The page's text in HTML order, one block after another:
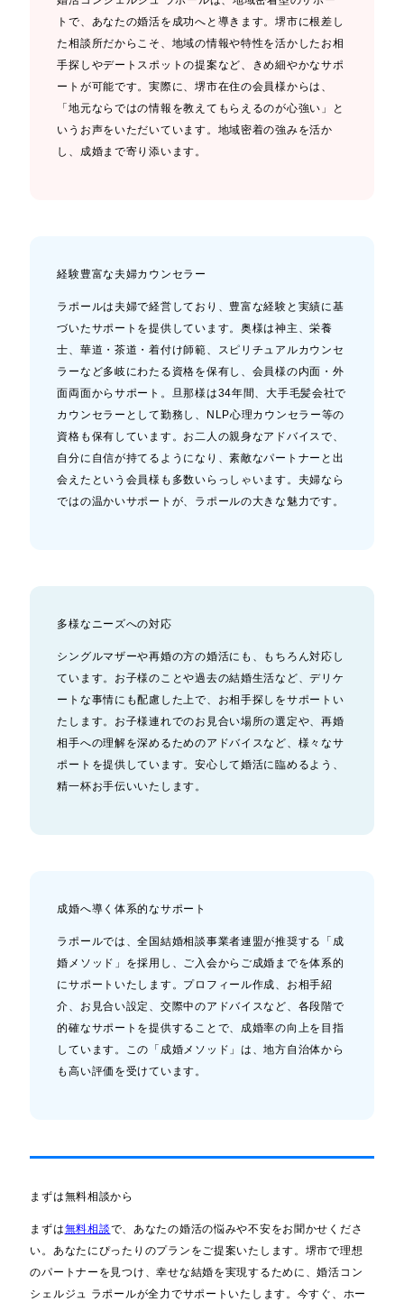
トで、あなたの婚活を成功へと導きます。堺市に根差し
た相談所だからこそ、地域の情報や特性を活かしたお相
手探しやデートスポットの提案など、きめ細やかなサポ
ートが可能です。実際に、堺市在住の会員様からは、
「地元ならではの情報を教えてもらえるのが心強い」と
いうお声をいただいています。地域密着の強みを活か
し、成婚まで寄り添います。
経験豊富な夫婦カウンセラー
ラポールは夫婦で経営しており、豊富な経験と実績に基
づいたサポートを提供しています。奥様は神主、栄養
士、華道・茶道・着付け師範、スピリチュアルカウンセ
ラーなど多岐にわたる資格を保有し、会員様の内面・外
面両面からサポート。旦那様は34年間、大手毛髪会社で
カウンセラーとして勤務し、NLP心理カウンセラー等の
資格も保有しています。お二人の親身なアドバイスで、
自分に自信が持てるようになり、素敵なパートナーと出
会えたという会員様も多数いらっしゃいます。夫婦なら
ではの温かいサポートが、ラポールの大きな魅力です。
多様なニーズへの対応
シングルマザーや再婚の方の婚活にも、もちろん対応し
ています。お子様のことや過去の結婚生活など、デリケ
ートな事情にも配慮した上で、お相手探しをサポートい
たします。お子様連れでのお見合い場所の選定や、再婚
相手への理解を深めるためのアドバイスなど、様々なサ
ポートを提供しています。安心して婚活に臨めるよう、
精一杯お手伝いいたします。
成婚へ導く体系的なサポート
ラポールでは、全国結婚相談事業者連盟が推奨する「成
婚メソッド」を採用し、ご入会からご成婚までを体系的
にサポートいたします。プロフィール作成、お相手紹
介、お見合い設定、交際中のアドバイスなど、各段階で
的確なサポートを提供することで、成婚率の向上を目指
しています。この「成婚メソッド」は、地方自治体から
も高い評価を受けています。
まずは無料相談から
まずは無料相談で、あなたの婚活の悩みや不安をお聞かせくださ
い。あなたにぴったりのプランをご提案いたします。堺市で理想
のパートナーを見つけ、幸せな結婚を実現するために、婚活コン
シェルジュ ラポールが全力でサポートいたします。今すぐ、ホー